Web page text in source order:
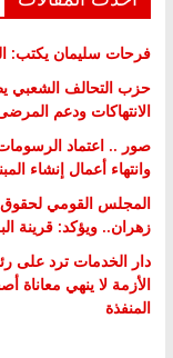
فرحات سليمان يكتب:
حزب التحالف الشعبي
الانتهاكات ودعم
صور .. اعتماد الرسومات
وانتهاء أعمال إنشاء
المجلس القومي لحقوق
زهران.. ويؤكد: قرينة
دار الخدمات ترد على
الأزمة لا ينهي
المنفذة